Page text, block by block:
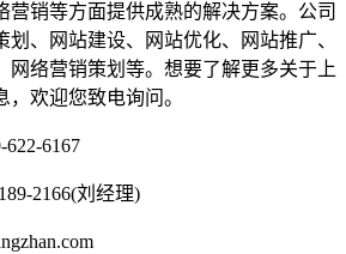
营销等方面提供成熟的解决方案。公司
划、网站建设、网站优化、网站推广、
网络营销策划等。想要了解更多关于上
欢迎您致电询问。
6167
2166(刘经理)